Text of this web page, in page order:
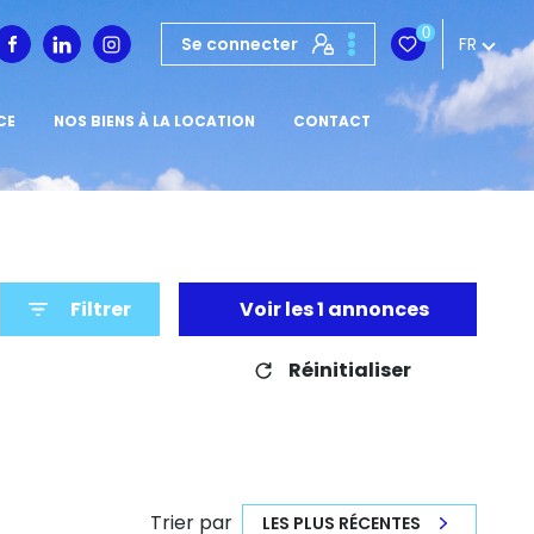
Se connecter 0 FR
NOS BIENS À LA LOCATION CONTACT
Filtrer Voir les1 annonces
Réinitialiser
Trier par LES PLUS RÉCENTES